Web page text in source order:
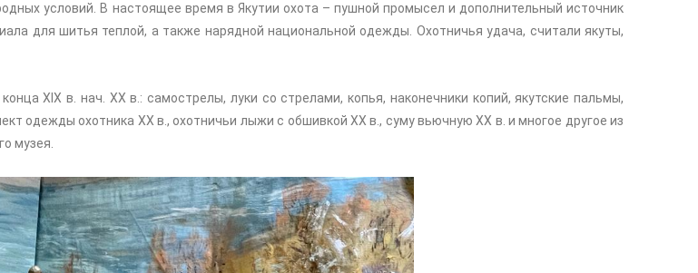
условий. В настоящее время в Якутии охота – пушной промысел и дополнительный источник
для шитья теплой, а также нарядной национальной одежды. Охотничья удача, считали якуты,
XIX в. нач. XX в.: самострелы, луки со стрелами, копья, наконечники копий, якутские пальмы,
одежды охотника XX в., охотничьи лыжи с обшивкой XX в., суму вьючную XX в. и многое другое из
музея.